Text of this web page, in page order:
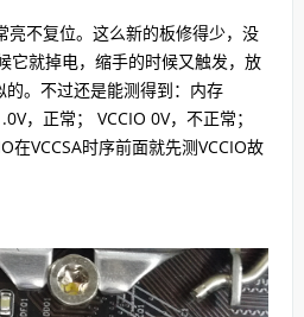
不复位。这么新的板修得少，没
它就掉电，缩手的时候又触发，放
。不过还是能测得到：内存
，正常； VCCIO 0V，不正常；
在VCCSA时序前面就先测VCCIO故